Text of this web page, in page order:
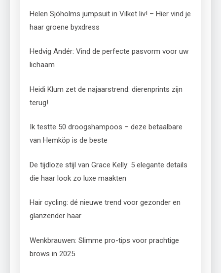
Helen Sjöholms jumpsuit in Vilket liv! – Hier vind je
haar groene byxdress
Hedvig Andér: Vind de perfecte pasvorm voor uw
lichaam
Heidi Klum zet de najaarstrend: dierenprints zijn
terug!
Ik testte 50 droogshampoos – deze betaalbare
van Hemköp is de beste
De tijdloze stijl van Grace Kelly: 5 elegante details
die haar look zo luxe maakten
Hair cycling: dé nieuwe trend voor gezonder en
glanzender haar
Wenkbrauwen: Slimme pro-tips voor prachtige
brows in 2025